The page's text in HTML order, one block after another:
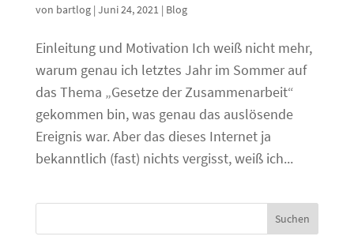
von bartlog| Juni 24, 2021 | Blog
Einleitung und Motivation Ich weiß nicht mehr,
warum genau ich letztes Jahr im Sommer auf
das Thema „Gesetze der Zusammenarbeit“
gekommen bin, was genau das auslösende
Ereignis war. Aber das dieses Internet ja
bekanntlich (fast) nichts vergisst, weiß ich...